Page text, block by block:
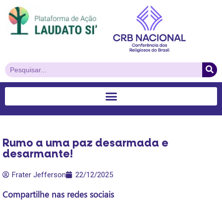
Rumo a uma paz desarmada e
desarmante!
Frater Jefferson 22/12/2025
Compartilhe nas redes sociais